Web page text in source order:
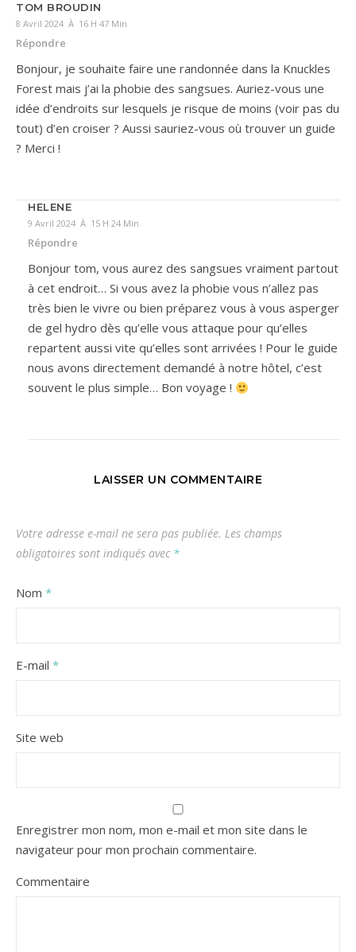
TOM BROUDIN
8 Avril 2024 À 16 H 47 Min
Répondre
Bonjour, je souhaite faire une randonnée dans la Knuckles
Forest mais j’ai la phobie des sangsues. Auriez-vous une
idée d’endroits sur lesquels je risque de moins (voir pas du
tout) d’en croiser ? Aussi sauriez-vous où trouver un guide
? Merci !
HELENE
9 Avril 2024 À 15 H 24 Min
Répondre
Bonjour tom, vous aurez des sangsues vraiment partout
à cet endroit… Si vous avez la phobie vous n’allez pas
très bien le vivre ou bien préparez vous à vous asperger
de gel hydro dès qu’elle vous attaque pour qu’elles
repartent aussi vite qu’elles sont arrivées ! Pour le guide
nous avons directement demandé à notre hôtel, c’est
souvent le plus simple… Bon voyage !
LAISSER UN COMMENTAIRE
Votre adresse e-mail ne sera pas publiée. Les champs
obligatoires sont indiqués avec *
Nom *
E-mail *
Site web
Enregistrer mon nom, mon e-mail et mon site dans le
navigateur pour mon prochain commentaire.
Commentaire